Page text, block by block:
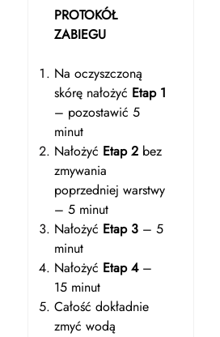
PROTOKÓŁ
ZABIEGU
Na oczyszczoną
skórę nałożyć Etap 1
– pozostawić 5
minut
Nałożyć Etap 2bez
zmywania
poprzedniej warstwy
– 5 minut
Nałożyć Etap 3– 5
minut
Nałożyć Etap 4–
15 minut
Całość dokładnie
zmyć wodą